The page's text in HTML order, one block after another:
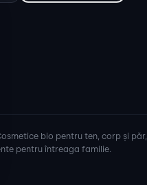
bio pentru ten, corp și păr,
pentru întreaga familie.